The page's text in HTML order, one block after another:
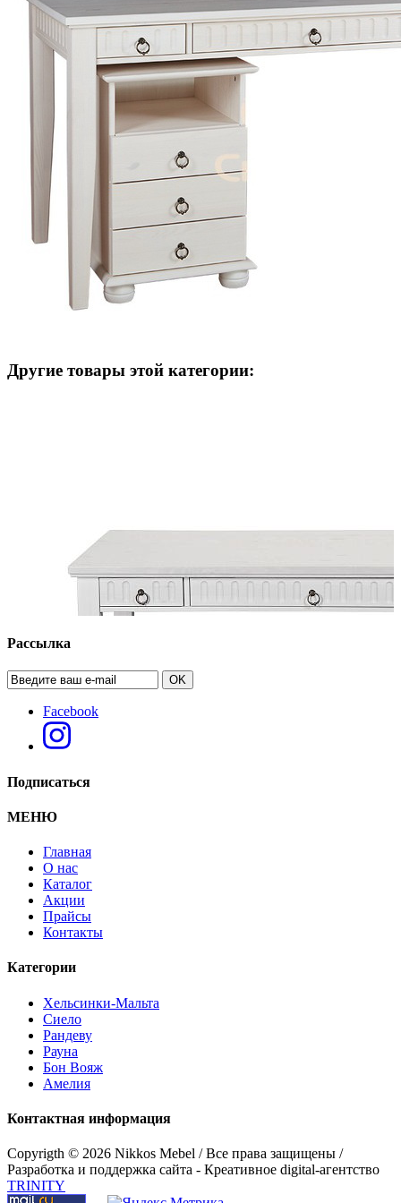
Другие товары этой категории:
Стол "Хельсинки 03"
Рассылка
OK
Facebook
Подписаться
МЕНЮ
Главная
О нас
Каталог
Акции
Прайсы
Контакты
Категории
Хельсинки-Мальта
Сиело
Рандеву
Рауна
Бон Вояж
Амелия
Контактная информация
Copyrigth © 2026 Nikkos Mebel / Все права защищены /
Разработка и поддержка сайта - Креативное digital-агентство
TRINITY